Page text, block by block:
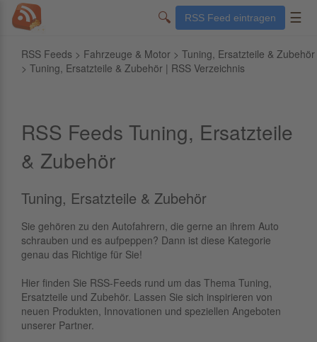
🔍 RSS Feed eintragen ☰
RSS Feeds > Fahrzeuge & Motor > Tuning, Ersatzteile & Zubehör
> Tuning, Ersatzteile & Zubehör | RSS Verzeichnis
RSS Feeds Tuning, Ersatzteile
& Zubehör
Tuning, Ersatzteile & Zubehör
Sie gehören zu den Autofahrern, die gerne an ihrem Auto
schrauben und es aufpeppen? Dann ist diese Kategorie
genau das Richtige für Sie!
Hier finden Sie RSS-Feeds rund um das Thema Tuning,
Ersatzteile und Zubehör. Lassen Sie sich inspirieren von
neuen Produkten, Innovationen und speziellen Angeboten
unserer Partner.